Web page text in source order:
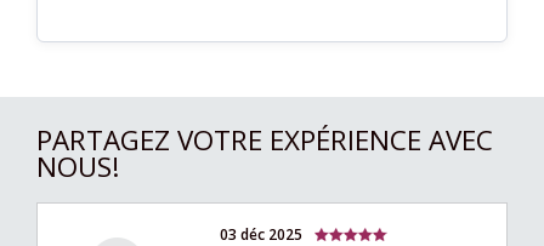
PARTAGEZ VOTRE EXPÉRIENCE AVEC
NOUS!
03 déc 2025